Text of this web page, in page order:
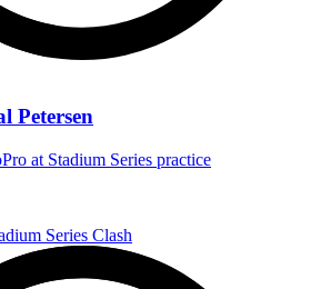
Petersen
at Stadium Series practice